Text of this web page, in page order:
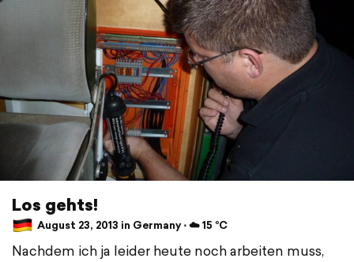
Los gehts!
August 23, 2013 in Germany ⋅ ☁️ 15 °C
Nachdem ich ja leider heute noch arbeiten muss,